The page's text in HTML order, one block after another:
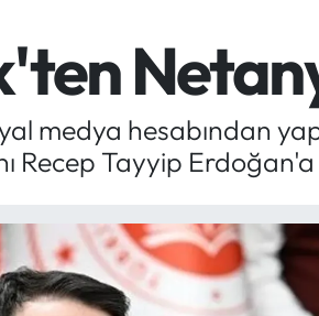
medya hesabından
Recep Tayyip